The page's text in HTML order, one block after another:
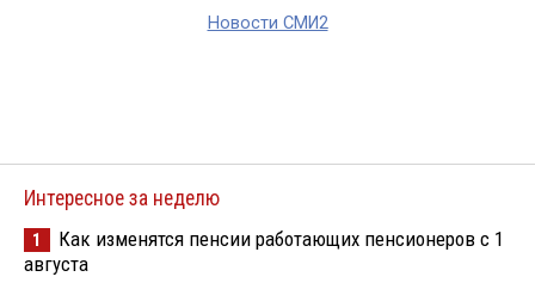
Новости СМИ2
Интересное за неделю
1
Как изменятся пенсии работающих пенсионеров с 1
августа